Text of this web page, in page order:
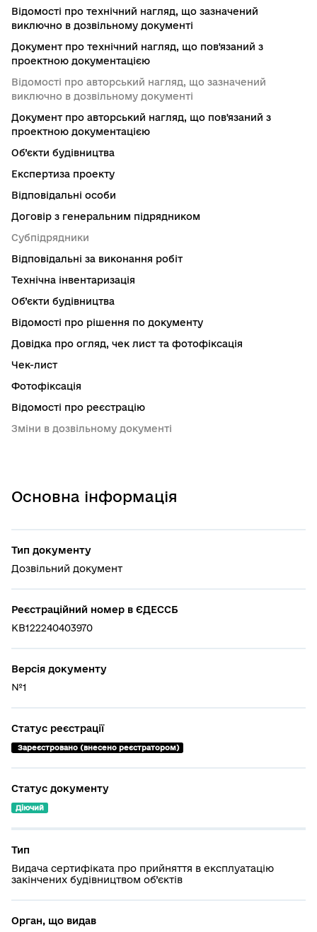
Основна інформація
Тип документу
Дозвільний документ
Реєстраційний номер в ЄДЕССБ
КВ122240403970
Версія документу
№1
Статус реєстрації
Зареєстровано (внесено реєстратором)
Статус документу
Діючий
Тип
Видача сертифіката про прийняття в експлуатацію
закінчених будівництвом об’єктів
Орган, що видав
Відомості про технічний нагляд, що зазначений
виключно в дозвільному документі
Документ про технічний нагляд, що пов'язаний з
проектною документацією
Відомості про авторський нагляд, що зазначений
виключно в дозвільному документі
Документ про авторський нагляд, що пов'язаний з
проектною документацією
Об’єкти будівництва
Експертиза проекту
Відповідальні особи
Договір з генеральним підрядником
Субпідрядники
Відповідальні за виконання робіт
Технічна інвентаризація
Об’єкти будівництва
Відомості про рішення по документу
Довідка про огляд, чек лист та фотофіксація
Чек-лист
Фотофіксація
Відомості про реєстрацію
Зміни в дозвільному документі